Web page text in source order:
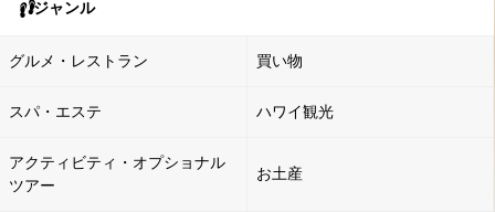
ジャンル
グルメ・レストラン 買い物
スパ・エステ ハワイ観光
アクティビティ・オプショナル
ツアー
お土産